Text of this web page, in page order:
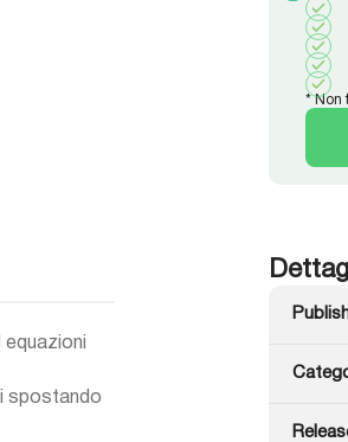
* Non
spostando